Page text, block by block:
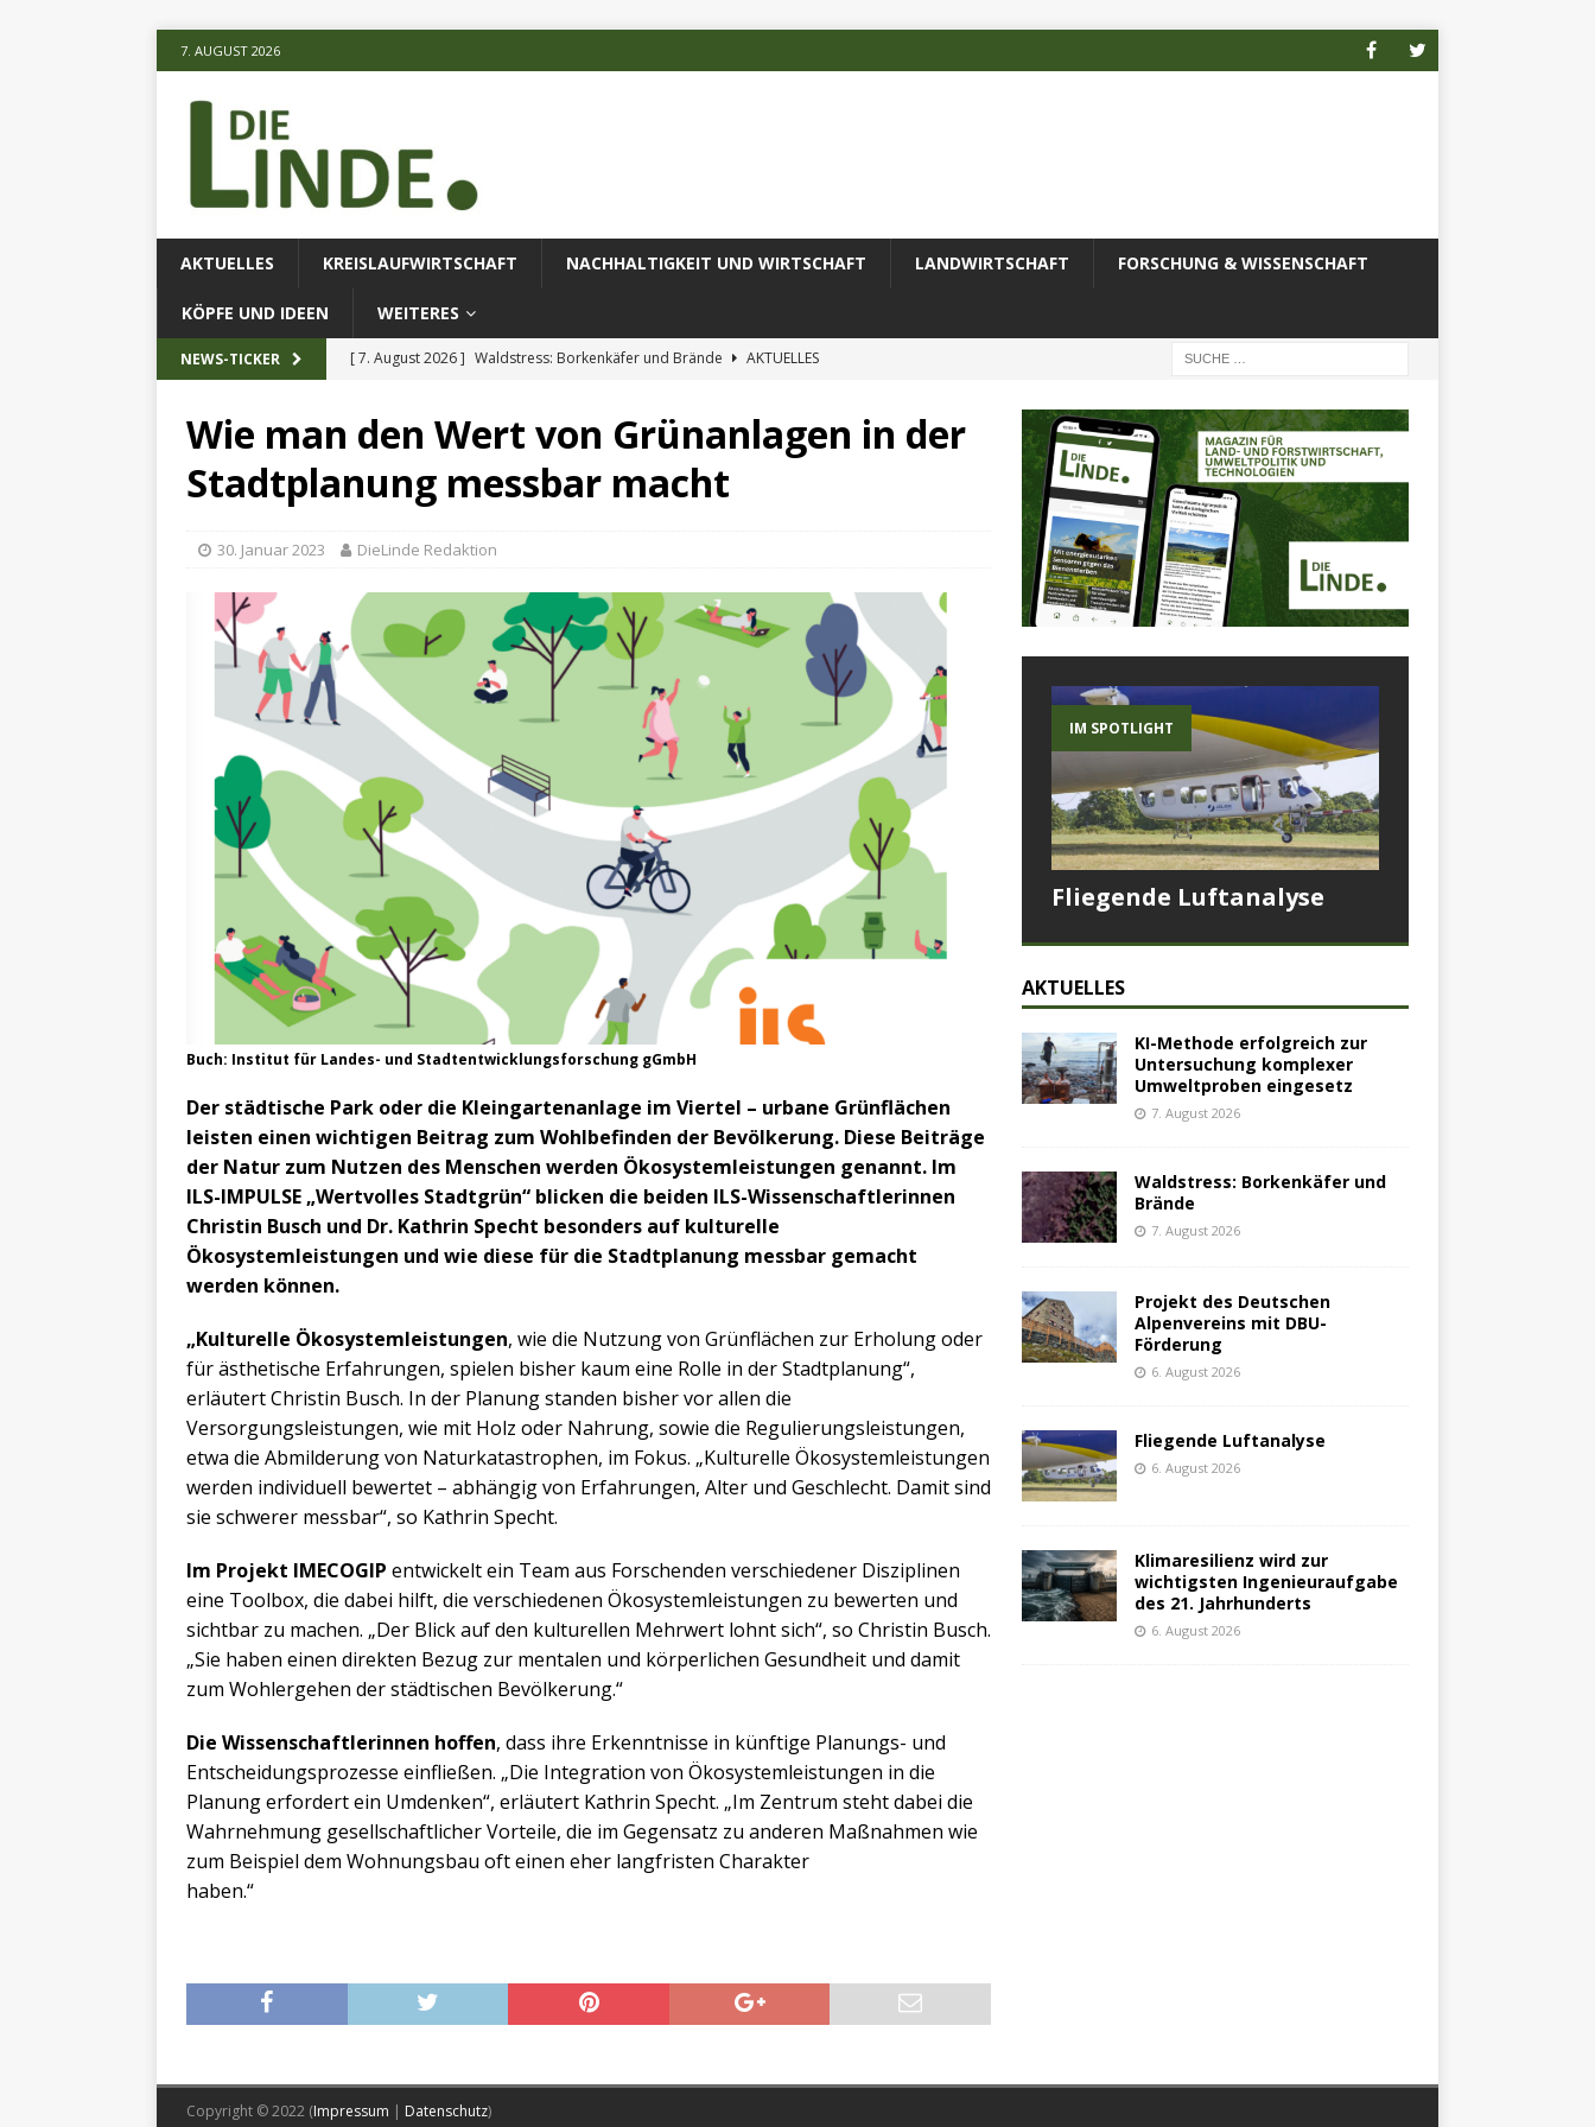
7. AUGUST 2026
AKTUELLES KREISLAUFWIRTSCHAFT NACHHALTIGKEIT UND WIRTSCHAFT LANDWIRTSCHAFT FORSCHUNG & WISSENSCHAFT
KÖPFE UND IDEEN WEITERES
NEWS-TICKER [ 7. August 2026 ] Waldstress: Borkenkäfer und Brände
AKTUELLES
[ 7. August 2026 ] KI-Methode erfolgreich zur Untersuchung komplexer Umweltproben
eingesetz
AKTUELLES
Wie man den Wert von Grünanlagen in der
Stadtplanung messbar macht
30. Januar 2023 DieLinde Redaktion
Buch: Institut für Landes- und Stadtentwicklungsforschung gGmbH
Der städtische Park oder die Kleingartenanlage im Viertel – urbane Grünflächen
leisten einen wichtigen Beitrag zum Wohlbefinden der Bevölkerung. Diese Beiträge
der Natur zum Nutzen des Menschen werden Ökosystemleistungen genannt. Im
ILS-IMPULSE „Wertvolles Stadtgrün“ blicken die beiden ILS-Wissenschaftlerinnen
Christin Busch und Dr. Kathrin Specht besonders auf kulturelle
Ökosystemleistungen und wie diese für die Stadtplanung messbar gemacht
werden können.
„Kulturelle Ökosystemleistungen, wie die Nutzung von Grünflächen zur Erholung oder
für ästhetische Erfahrungen, spielen bisher kaum eine Rolle in der Stadtplanung“,
erläutert Christin Busch. In der Planung standen bisher vor allen die
Versorgungsleistungen, wie mit Holz oder Nahrung, sowie die Regulierungsleistungen,
etwa die Abmilderung von Naturkatastrophen, im Fokus. „Kulturelle Ökosystemleistungen
werden individuell bewertet – abhängig von Erfahrungen, Alter und Geschlecht. Damit sind
sie schwerer messbar“, so Kathrin Specht.
Im Projekt IMECOGIP entwickelt ein Team aus Forschenden verschiedener Disziplinen
eine Toolbox, die dabei hilft, die verschiedenen Ökosystemleistungen zu bewerten und
sichtbar zu machen. „Der Blick auf den kulturellen Mehrwert lohnt sich“, so Christin Busch.
„Sie haben einen direkten Bezug zur mentalen und körperlichen Gesundheit und damit
zum Wohlergehen der städtischen Bevölkerung.“
Die Wissenschaftlerinnen hoffen, dass ihre Erkenntnisse in künftige Planungs- und
Entscheidungsprozesse einfließen. „Die Integration von Ökosystemleistungen in die
Planung erfordert ein Umdenken“, erläutert Kathrin Specht. „Im Zentrum steht dabei die
Wahrnehmung gesellschaftlicher Vorteile, die im Gegensatz zu anderen Maßnahmen wie
zum Beispiel dem Wohnungsbau oft einen eher langfristen Charakter
haben.“
IM SPOTLIGHT
Fliegende Luftanalyse
AKTUELLES
KI-Methode erfolgreich zur
Untersuchung komplexer
Umweltproben eingesetz
7. August 2026
Waldstress: Borkenkäfer und
Brände
7. August 2026
Projekt des Deutschen
Alpenvereins mit DBU-
Förderung
6. August 2026
Fliegende Luftanalyse
6. August 2026
Klimaresilienz wird zur
wichtigsten Ingenieuraufgabe
des 21. Jahrhunderts
6. August 2026
Copyright © 2022 (Impressum | Datenschutz)